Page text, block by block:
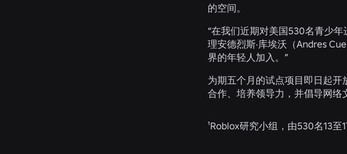
的空间。
“在我们近期对美国530名青少
理安德烈斯·库埃沃（Andres
界的年轻人加入。”
为期五个月的试点项目即日起开
合作、培养领导力，并倡导网络
¹Roblox研究小组，由530名13至